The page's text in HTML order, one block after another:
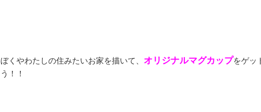
ぼくやわたしの住みたいお家を描いて、 オリジナルマグカップをゲッ
う！！